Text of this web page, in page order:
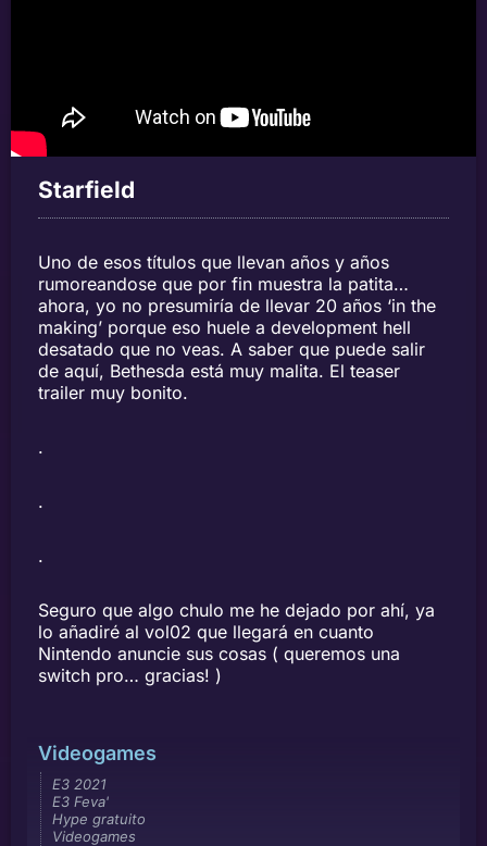
Starfield
Uno de esos títulos que llevan años y años
rumoreandose que por fin muestra la patita…
ahora, yo no presumiría de llevar 20 años ‘in the
making’ porque eso huele a development hell
desatado que no veas. A saber que puede salir
de aquí, Bethesda está muy malita. El teaser
trailer muy bonito.
.
.
.
Seguro que algo chulo me he dejado por ahí, ya
lo añadiré al vol02 que llegará en cuanto
Nintendo anuncie sus cosas ( queremos una
switch pro… gracias! )
Videogames
E3 2021
E3 Feva'
Hype gratuito
Videogames